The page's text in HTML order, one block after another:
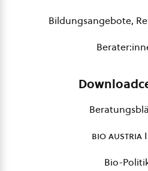
Bildungsangebote,
bio austria
Bio-